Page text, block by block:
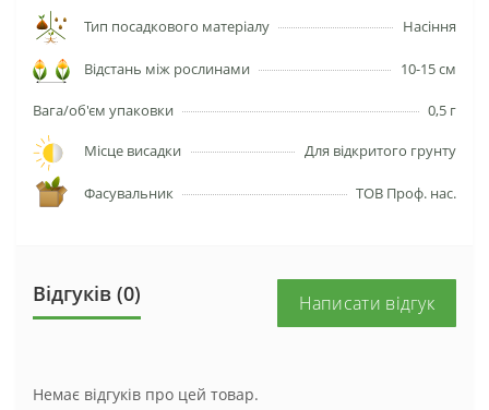
Тип посадкового матеріалу Насіння
Відстань між рослинами 10-15 см
Вага/об'єм упаковки 0,5 г
Місце висадки Для відкритого грунту
Фасувальник ТОВ Проф. нас.
Відгуків (0) Написати відгук
Немає відгуків про цей товар.